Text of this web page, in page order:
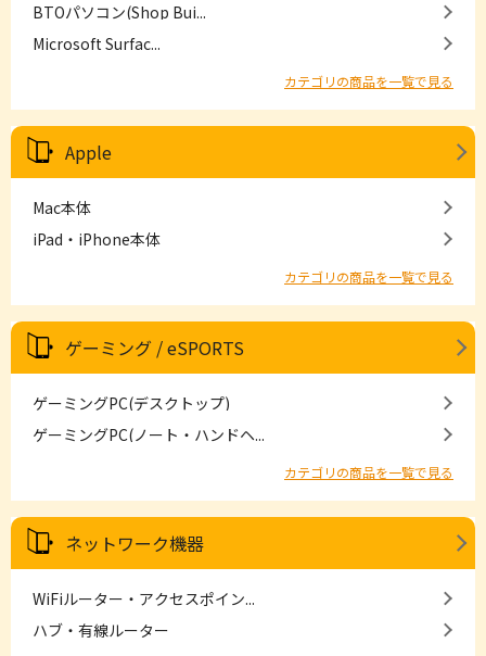
BTOパソコン(Shop Bui...
Microsoft Surfac...
カテゴリの商品を一覧で見る
Apple
Mac本体
iPad・iPhone本体
カテゴリの商品を一覧で見る
ゲーミング / eSPORTS
ゲーミングPC(デスクトップ)
ゲーミングPC(ノート・ハンドヘ...
カテゴリの商品を一覧で見る
ネットワーク機器
WiFiルーター・アクセスポイン...
ハブ・有線ルーター